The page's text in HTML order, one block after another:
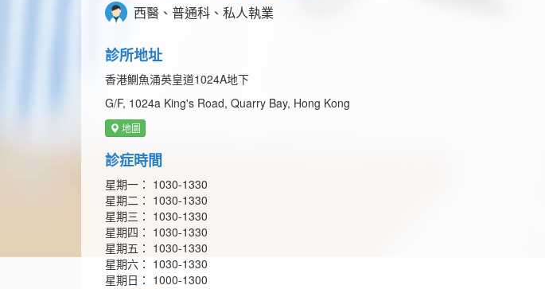
西醫、普通科、私人執業
診所地址
香港鰂魚涌英皇道1024A地下
G/F, 1024a King's Road, Quarry Bay, Hong Kong
地圖
診症時間
星期一： 1030-1330
星期二： 1030-1330
星期三： 1030-1330
星期四： 1030-1330
星期五： 1030-1330
星期六： 1030-1330
星期日： 1000-1300